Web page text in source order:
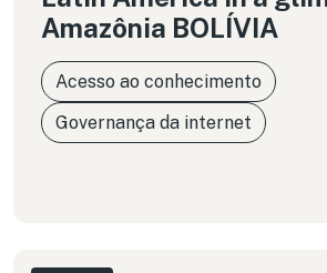
Amazônia BOLÍVIA
Acesso ao conhecimento
Governança da internet